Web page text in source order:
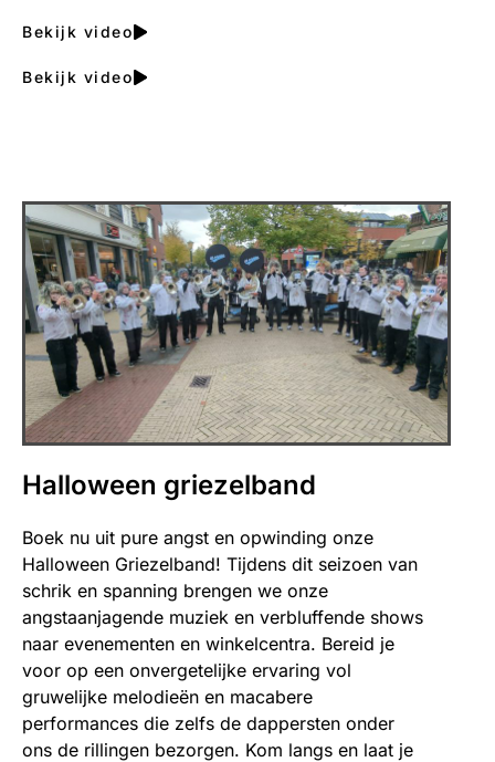
Bekijk video
Bekijk video
Halloween griezelband
Boek nu uit pure angst en opwinding onze
Halloween Griezelband! Tijdens dit seizoen van
schrik en spanning brengen we onze
angstaanjagende muziek en verbluffende shows
naar evenementen en winkelcentra. Bereid je
voor op een onvergetelijke ervaring vol
gruwelijke melodieën en macabere
performances die zelfs de dappersten onder
ons de rillingen bezorgen. Kom langs en laat je